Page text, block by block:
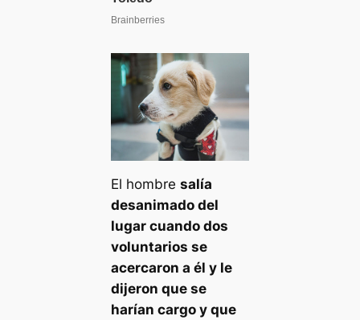
El hombre salía
desanimado del
lugar cuando dos
voluntarios se
acercaron a él y le
dijeron que se
harían cargo y que